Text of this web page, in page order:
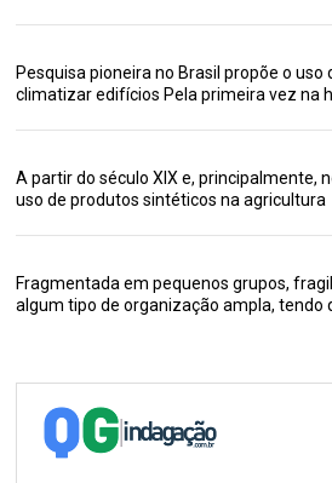
Pesquisa pioneira no Brasil propõe o uso
climatizar edifícios Pela primeira vez na
A partir do século XIX e, principalmente,
uso de produtos sintéticos na agricultura
Fragmentada em pequenos grupos,
algum tipo de organização ampla, tendo